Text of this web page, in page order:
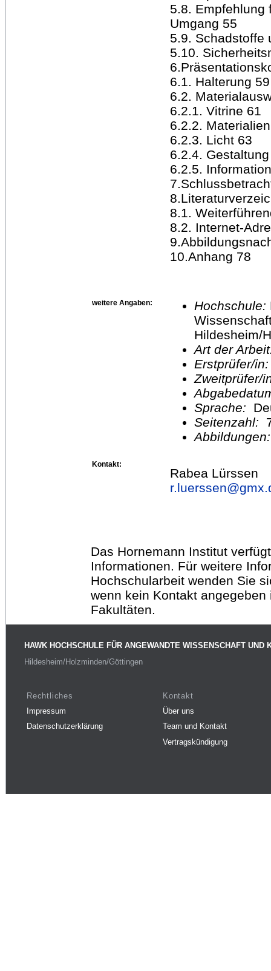
5.8. Empfehlung
Umgang 55
5.9. Schadstoffe
5.10.
6.1. Halterung 59
6.2.
6.2.1. Vitrine 61
6.2.2.
6.2.3. Licht 63
6.2.4.
6.2.5.
8.1.
8.2. Internet-
10.Anhang 78
weitere Angaben: Hochschule:
Hildesheim/
Art der
Erstprüfer/
Sprache:
Seitenzahl:
Kontakt:
Rabea Lürssen
r.luerssen@
Das Hornemann Institut
Informationen. Für weitere
Hochschularbeit wenden Sie
wenn kein Kontakt
Fakultäten.
HAWK HOCHSCHULE FÜR ANGEWANDTE WISSENSCHAFT UND
Hildesheim/Holzminden/Göttingen
Rechtliches
Impressum
Datenschutzerklärung
Kontakt
Über uns
Team und Kontakt
Vertragskündigung